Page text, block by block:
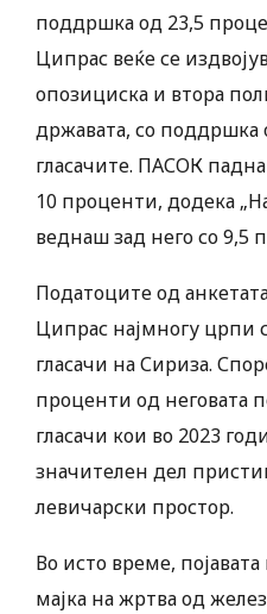
поддршка од 23,5
Ципрас веќе се
опозициска и втора
државата, со
гласачите. ПАСОК
10 проценти, додека
веднаш зад него со 9,5
Податоците од
Ципрас најмногу црпи
гласачи на Сириза.
проценти од неговата
гласачи кои во 2023
значителен дел
левичарски простор.
Во исто време,
мајка на жртва од